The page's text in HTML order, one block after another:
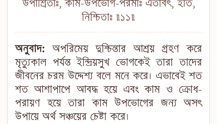
উপাশ্রিতাঃ, কাম-উপভোগ-পরমাঃ এতাবৎ, ইতি,
নিশ্চিতাঃ ॥১১॥
অনুবাদ: অপরিমেয় দুশ্চিন্তার আশ্রয় গ্রহণ করে
মৃত্যুকাল পর্যন্ত ইন্দ্রিয়সুখ ভোগকেই তারা তাদের
জীবনের চরম উদ্দেশ্য বলে মনে করে। এভাবেই শত
শত আশাপাপে আবদ্ধ হয়ে এবং কাম ও ক্রোধ-
পরায়ণ হয়ে তারা কাম উপভোগের জন্য অসৎ
উপায়ে অর্থ সঞ্চয়ের চেষ্টা করে।